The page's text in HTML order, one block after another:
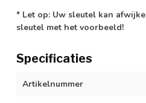
* Let op: Uw sleutel kan
sleutel met het voorbeeld!
Specificaties
Artikelnummer